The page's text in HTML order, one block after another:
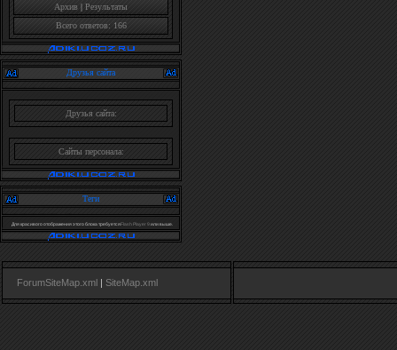
Архив | Результаты
Всего ответов: 166
Друзья сайта
Друзья сайта:
Сайты персонала:
Теги
Для красивого отображения этого блока требуетсяFlash Player 9или выше.
ForumSiteMap.xml | SiteMap.xml